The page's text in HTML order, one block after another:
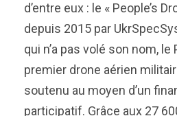
d’entre eux : le « People’s
depuis 2015 par
qui n’a pas volé son nom, le
premier drone aérien
soutenu au moyen d’un
participatif. Grâce aux 27